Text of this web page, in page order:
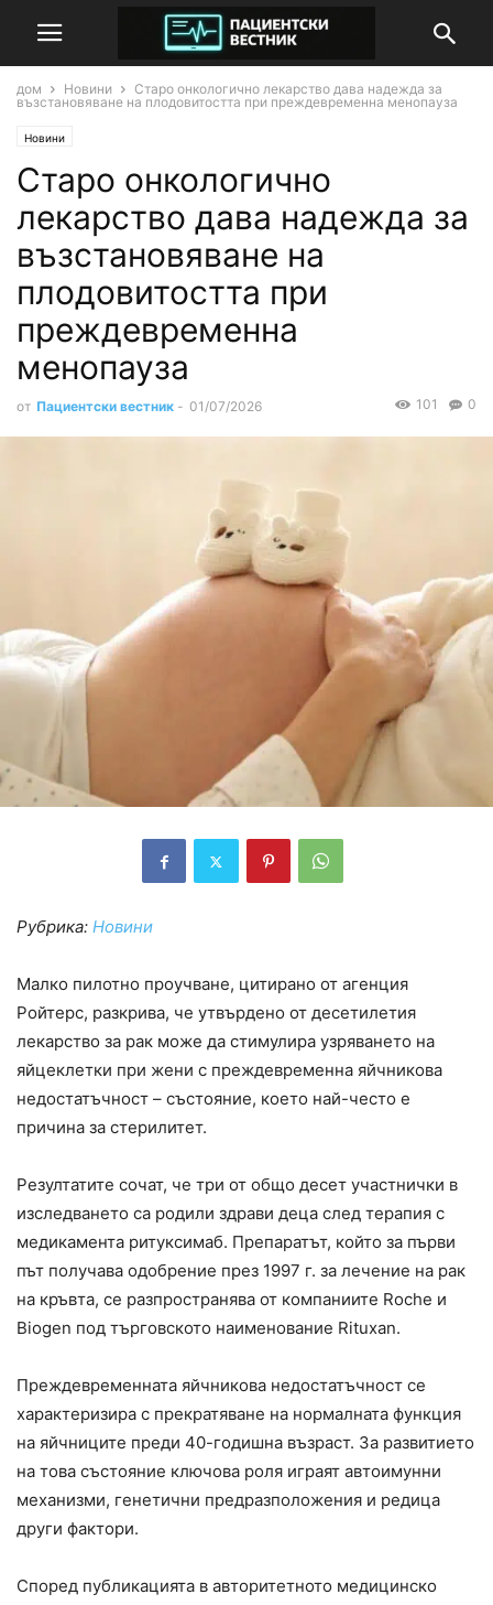
дом Новини
Старо онкологично лекарство дава надежда за
възстановяване на плодовитостта при преждевременна менопауза
Новини
Старо онкологично
лекарство дава надежда за
възстановяване на
плодовитостта при
преждевременна
менопауза
от Пациентски вестник - 01/07/2026 0
101
Рубрика: Новини
Малко пилотно проучване, цитирано от агенция
Ройтерс, разкрива, че утвърдено от десетилетия
лекарство за рак може да стимулира узряването на
яйцеклетки при жени с преждевременна яйчникова
недостатъчност – състояние, което най-често е
причина за стерилитет.
Резултатите сочат, че три от общо десет участнички в
изследването са родили здрави деца след терапия с
медикамента ритуксимаб. Препаратът, който за първи
път получава одобрение през 1997 г. за лечение на рак
на кръвта, се разпространява от компаниите Roche и
Biogen под търговското наименование Rituxan.
Преждевременната яйчникова недостатъчност се
характеризира с прекратяване на нормалната функция
на яйчниците преди 40-годишна възраст. За развитието
на това състояние ключова роля играят автоимунни
механизми, генетични предразположения и редица
други фактори.
Според публикацията в авторитетното медицинско